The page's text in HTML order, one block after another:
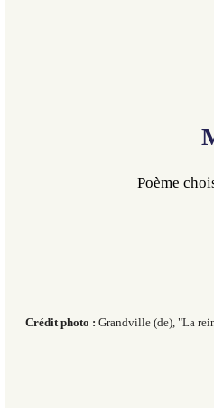
Poème
Crédit photo : Grandville (de), "La